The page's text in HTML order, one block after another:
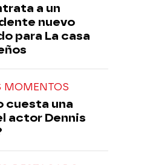
a un
nuevo
para La casa
MOMENTOS
cuesta una
actor Dennis